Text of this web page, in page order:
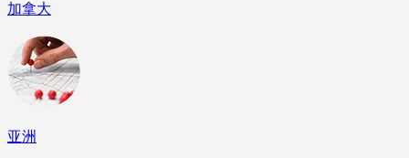
加拿大
亚洲